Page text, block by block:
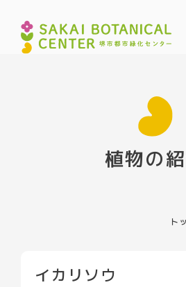
施設の紹介
植物の
ト
イカリソウ